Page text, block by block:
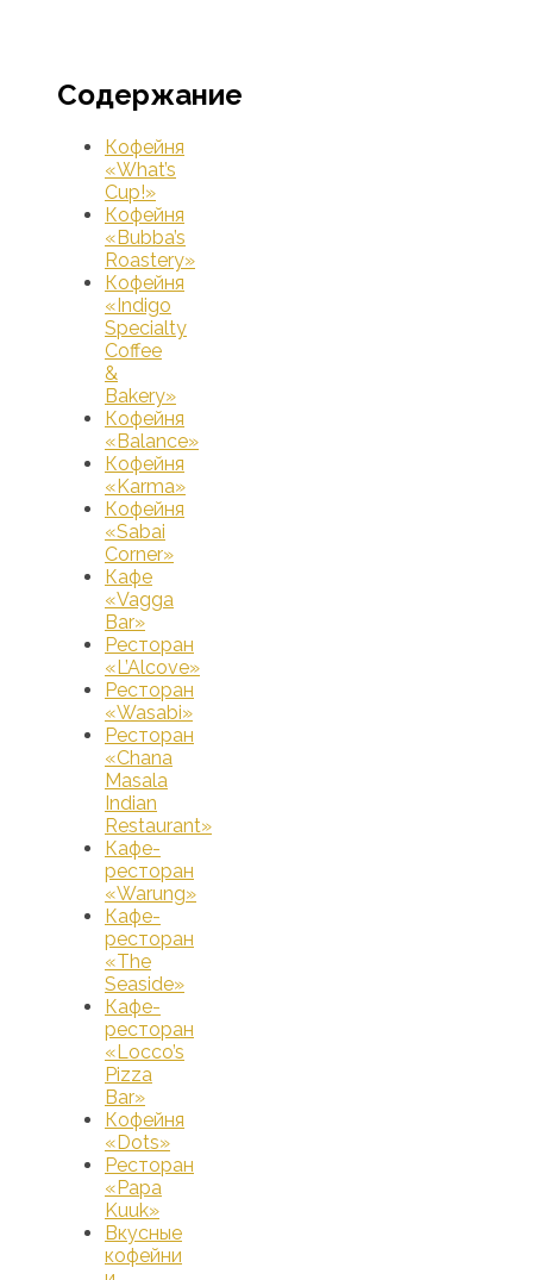
Содержание
Кофейня
«What’s
Cup!»
Кофейня
«Bubba’s
Roastery»
Кофейня
«Indigo
Specialty
Coffee
&
Bakery»
Кофейня
«Balance»
Кофейня
«Karma»
Кофейня
«Sabai
Corner»
Кафе
«Vagga
Bar»
Ресторан
«L’Alcove»
Ресторан
«Wasabi»
Ресторан
«Chana
Masala
Indian
Restaurant»
Кафе-
ресторан
«Warung»
Кафе-
ресторан
«The
Seaside»
Кафе-
ресторан
«Locco’s
Pizza
Bar»
Кофейня
«Dots»
Ресторан
«Papa
Kuuk»
Вкусные
кофейни